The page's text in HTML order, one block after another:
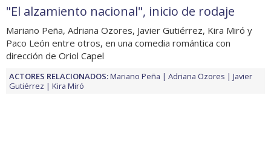
"El alzamiento nacional", inicio de rodaje
Mariano Peña, Adriana Ozores, Javier Gutiérrez, Kira Miró y
Paco León entre otros, en una comedia romántica con
dirección de Oriol Capel
ACTORES RELACIONADOS:Mariano Peña Adriana Ozores
Javier
Gutiérrez
Kira Miró